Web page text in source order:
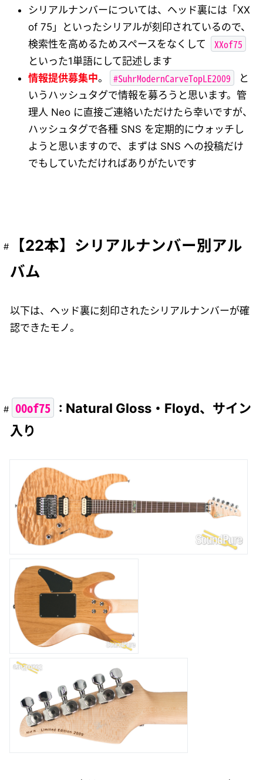
シリアルナンバーについては、ヘッド裏には「XX
of 75」といったシリアルが刻印されているので、
検索性を高めるためスペースをなくして
XXof75
といった1単語にして記述します
情報提供募集中。 #SuhrModernCarveTopLE2009
と
いうハッシュタグで情報を募ろうと思います。管
理人 Neo に直接ご連絡いただけたら幸いですが、
ハッシュタグで各種 SNS を定期的にウォッチし
ようと思いますので、まずは SNS への投稿だけ
でもしていただければありがたいです
【22本】シリアルナンバー別アル
バム
以下は、ヘッド裏に刻印されたシリアルナンバーが確
認できたモノ。
00of75 : Natural Gloss・Floyd、サイン
入り